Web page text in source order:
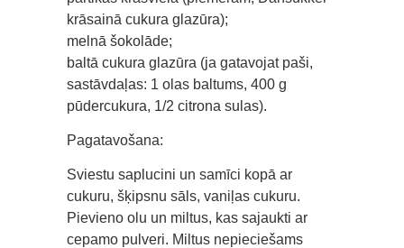
krāsainā cukura glazūra);
melnā šokolāde;
baltā cukura glazūra (ja gatavojat paši,
sastāvdaļas: 1 olas baltums, 400 g
pūdercukura, 1/2 citrona sulas).
Pagatavošana:
Sviestu saplucini un samīci kopā ar
cukuru, šķipsnu sāls, vaniļas cukuru.
Pievieno olu un miltus, kas sajaukti ar
cepamo pulveri. Miltus nepieciešams